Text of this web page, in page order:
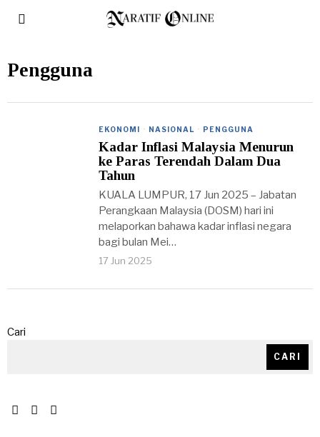
Pengguna
EKONOMI · NASIONAL · PENGGUNA
Kadar Inflasi Malaysia Menurun
ke Paras Terendah Dalam Dua
Tahun
KUALA LUMPUR, 17 Jun 2025 – Jabatan
Perangkaan Malaysia (DOSM) hari ini
melaporkan bahawa kadar inflasi negara
bagi bulan Mei…
17 Jun 2025
Cari
CARI